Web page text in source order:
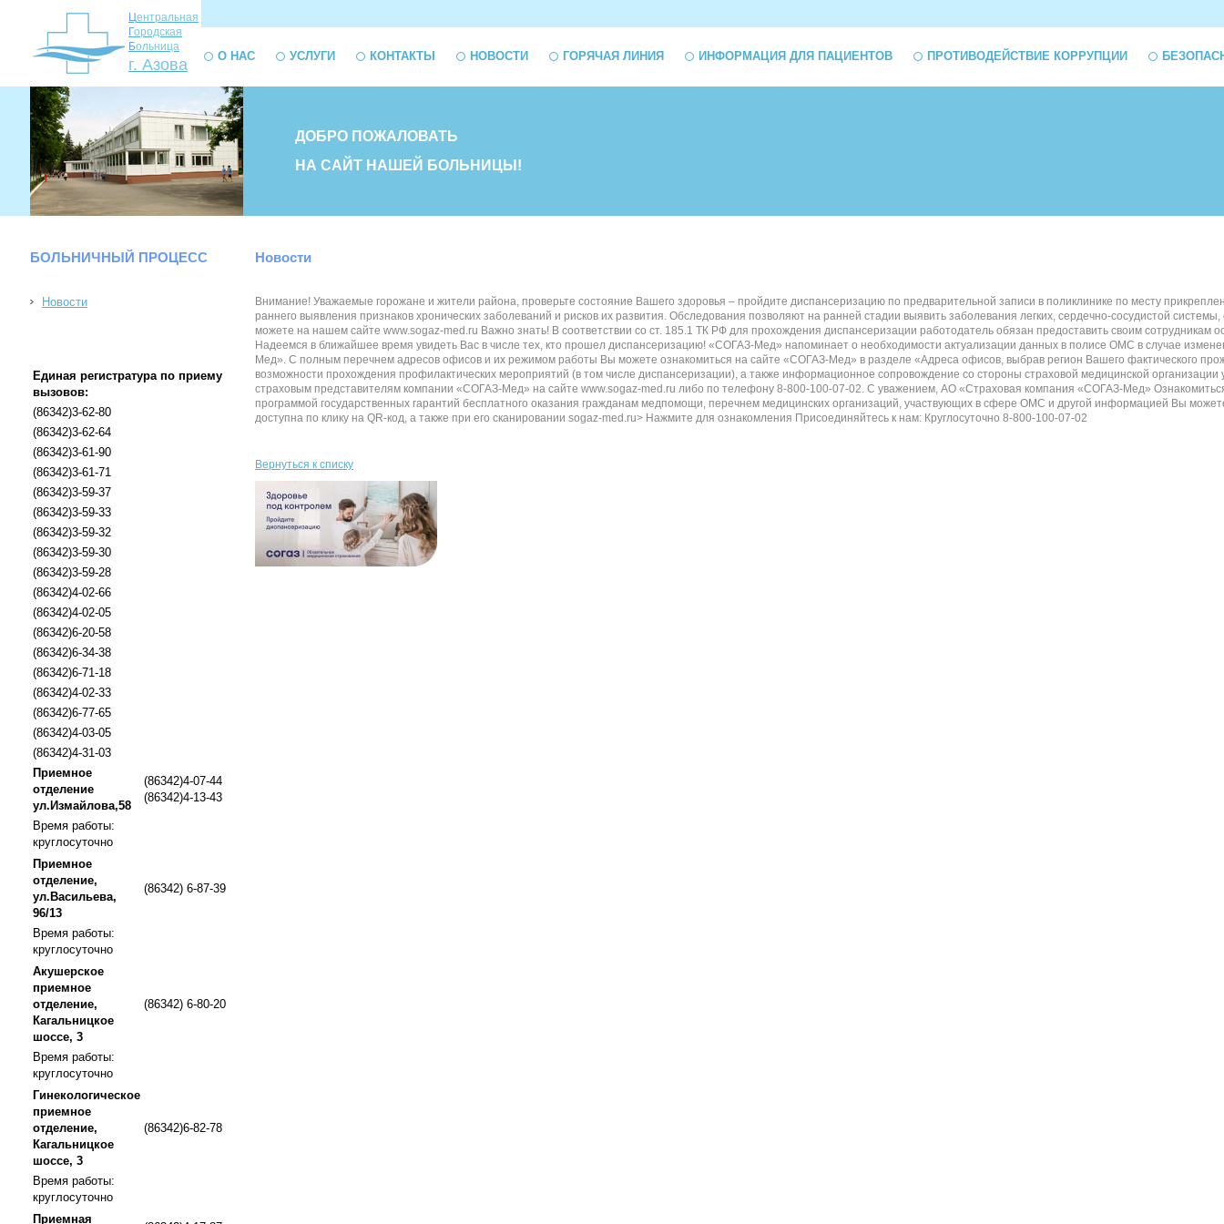
Центральная
Городская
Больница
г. Азова О НАС УСЛУГИ КОНТАКТЫ НОВОСТИ ГОРЯЧАЯ ЛИНИЯ ИНФОРМАЦИЯ ДЛЯ ПАЦИЕНТОВ ПРОТИВОДЕЙСТВИЕ КОРРУПЦИИ
ДОБРО ПОЖАЛОВАТЬ
НА САЙТ НАШЕЙ БОЛЬНИЦЫ!
БОЛЬНИЧНЫЙ ПРОЦЕСС
Новости
Единая регистратура по приему
вызовов:
(86342)3-62-80
(86342)3-62-64
(86342)3-61-90
(86342)3-61-71
(86342)3-59-37
(86342)3-59-33
(86342)3-59-32
(86342)3-59-30
(86342)3-59-28
(86342)4-02-66
(86342)4-02-05
(86342)6-20-58
(86342)6-34-38
(86342)6-71-18
(86342)4-02-33
(86342)6-77-65
(86342)4-03-05
(86342)4-31-03
Приемное
отделение
ул.Измайлова,58
(86342)4-07-44
(86342)4-13-43
Время работы:
круглосуточно
Приемное
отделение,
ул.Васильева,
96/13
(86342) 6-87-39
Время работы:
круглосуточно
Акушерское
приемное
отделение,
Кагальницкое
шоссе, 3
(86342) 6-80-20
Время работы:
круглосуточно
Гинекологическое
приемное
отделение,
Кагальницкое
шоссе, 3
(86342)6-82-78
Время работы:
круглосуточно
Приемная
Новости
Внимание! Уважаемые горожане и жители района, проверьте состояние Вашего здоровья – пройдите диспансеризацию по предварительной записи в поликлинике по месту
раннего выявления признаков хронических заболеваний и рисков их развития. Обследования позволяют на ранней стадии выявить заболевания легких, сердечно-сосудистой
можете на нашем сайте www.sogaz-med.ru Важно знать! В соответствии со ст. 185.1 ТК РФ для прохождения диспансеризации работодатель обязан предоставить своим
Надеемся в ближайшее время увидеть Вас в числе тех, кто прошел диспансеризацию! «СОГАЗ-Мед» напоминает о необходимости актуализации данных в полисе ОМС в случае
Мед». С полным перечнем адресов офисов и их режимом работы Вы можете ознакомиться на сайте «СОГАЗ-Мед» в разделе «Адреса офисов, выбрав регион Вашего фактического
возможности прохождения профилактических мероприятий (в том числе диспансеризации), а также информационное сопровождение со стороны страховой медицинской
страховым представителям компании «СОГАЗ-Мед» на сайте www.sogaz-med.ru либо по телефону 8-800-100-07-02. С уважением, АО «Страховая компания «СОГАЗ-Мед»
программой государственных гарантий бесплатного оказания гражданам медпомощи, перечнем медицинских организаций, участвующих в сфере OMC и другой информацией Вы
доступна по клику на QR-код, а также при его сканировании sogaz-med.ru> Нажмите для ознакомления Присоединяйтесь к нам: Круглосуточно 8-800-100-07-02
Вернуться к списку